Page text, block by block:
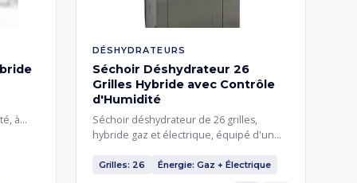
à
des
DÉSHYDRATEURS
Séchoir Déshydrateur 26
Grilles Hybride avec Contrôle
d'Humidité
Séchoir déshydrateur de 26 grilles,
hybride gaz et électrique, équipé d'un
acier inoxydable. Le contrôle d'humidité
Grilles: 26 Énergie: Gaz + Électrique